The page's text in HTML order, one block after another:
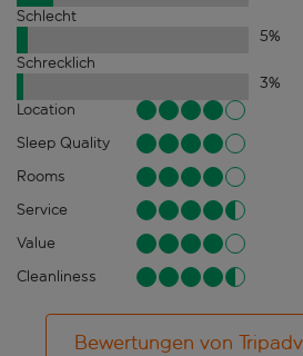
Schlecht
5%
Schrecklich
3%
Location
Sleep Quality
Rooms
Service
Value
Cleanliness
Bewertungen von